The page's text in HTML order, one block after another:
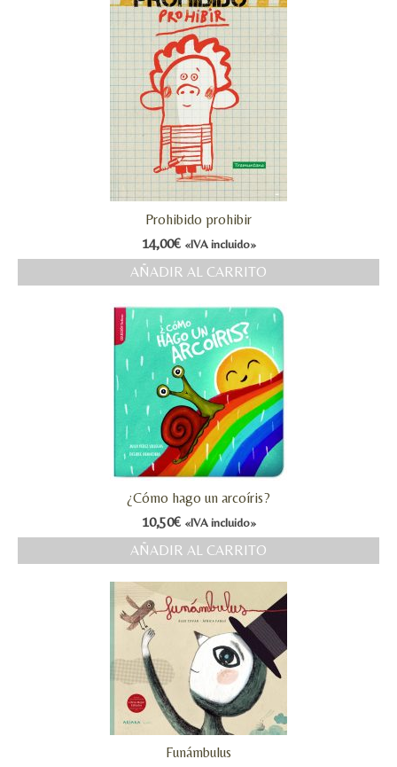
Prohibido prohibir
14,00€ «IVA incluido»
AÑADIR AL CARRITO
¿Cómo hago un arcoíris?
10,50€ «IVA incluido»
AÑADIR AL CARRITO
Funámbulus